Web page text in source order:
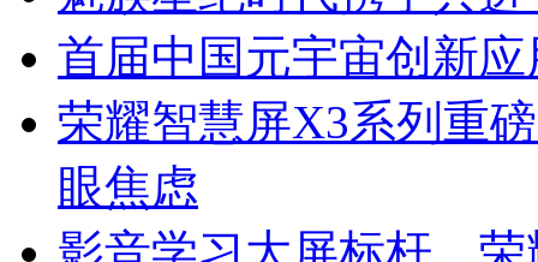
首届中国元宇宙创新
荣耀智慧屏X3系列重
眼焦虑